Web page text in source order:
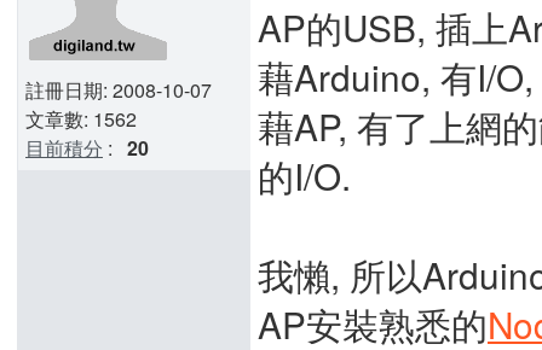
註冊日期: 2008-10-07
文章數: 1562
目前積分 : 20
AP的USB, 插上
藉Arduino, 有I/
藉AP, 有了上網
的I/O.
我懶, 所以
AP安裝熟悉的